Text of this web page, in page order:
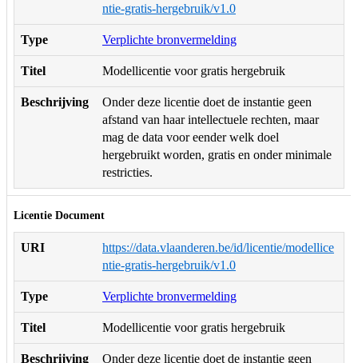
ntie-gratis-hergebruik/v1.0
Type Verplichte bronvermelding
Titel Modellicentie voor gratis hergebruik
Beschrijving
Onder deze licentie doet de instantie geen
afstand van haar intellectuele rechten, maar
mag de data voor eender welk doel
hergebruikt worden, gratis en onder minimale
restricties.
Licentie Document
URI
https://data.vlaanderen.be/id/licentie/modellice
ntie-gratis-hergebruik/v1.0
Type Verplichte bronvermelding
Titel Modellicentie voor gratis hergebruik
Beschrijving
Onder deze licentie doet de instantie geen